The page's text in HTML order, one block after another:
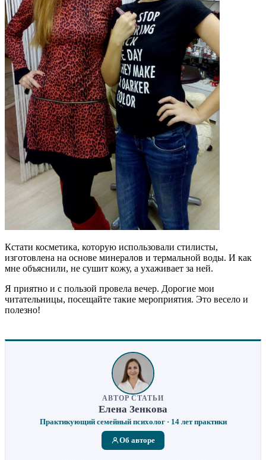
Кстати косметика, которую использовали стилисты,
изготовлена на основе минералов и термальной воды. И как
мне объяснили, не сушит кожу, а ухаживает за ней.
Я приятно и с пользой провела вечер. Дорогие мои
читательницы, посещайте такие мероприятия. Это весело и
полезно!
АВТОР СТАТЬИ
Елена Зенкова
Практикующий семейный психолог · 14 лет практики
Об авторе